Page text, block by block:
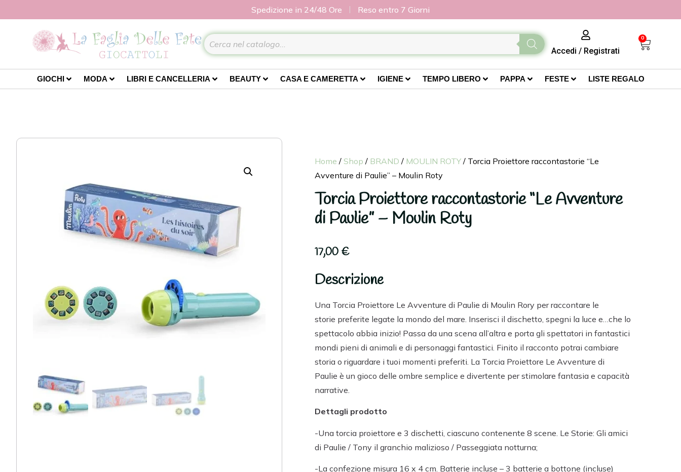
Spedizione in 24/48 Ore Reso entro 7 Giorni
Accedi / Registrati
0
GIOCHI MODA LIBRI E CANCELLERIA BEAUTY CASA E CAMERETTA IGIENE TEMPO LIBERO PAPPA FESTE LISTE REGALO
Home / Shop / BRAND / MOULIN ROTY/ Torcia Proiettore raccontastorie “Le
Avventure di Paulie” – Moulin Roty
Torcia Proiettore raccontastorie “Le Avventure
di Paulie” – Moulin Roty
17,00 €
Descrizione
Una Torcia Proiettore Le Avventure di Paulie di Moulin Rory per raccontare le
storie preferite legate la mondo del mare. Inserisci il dischetto, spegni la luce e…che lo
spettacolo abbia inizio! Passa da una scena all’altra e porta gli spettatori in fantastici
mondi pieni di animali e di personaggi fantastici. Finito il racconto potrai cambiare
storia o riguardare i tuoi momenti preferiti. La Torcia Proiettore Le Avventure di
Paulie è un gioco delle ombre semplice e divertente per stimolare fantasia e capacità
narrative.
Dettagli prodotto
-Una torcia proiettore e 3 dischetti, ciascuno contenente 8 scene. Le Storie: Gli amici
di Paulie / Tony il granchio malizioso / Passeggiata notturna;
-La confezione misura 16 x 4 cm. Batterie incluse – 3 batterie a bottone (incluse)